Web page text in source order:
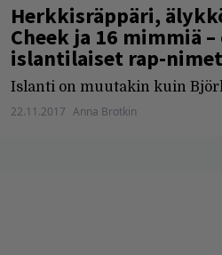
Herkkisräppäri,
Cheek ja 16 mimmiä
islantilaiset rap-nimet
Islanti on muutakin kuin
22.11.2017 Anna Brotkin